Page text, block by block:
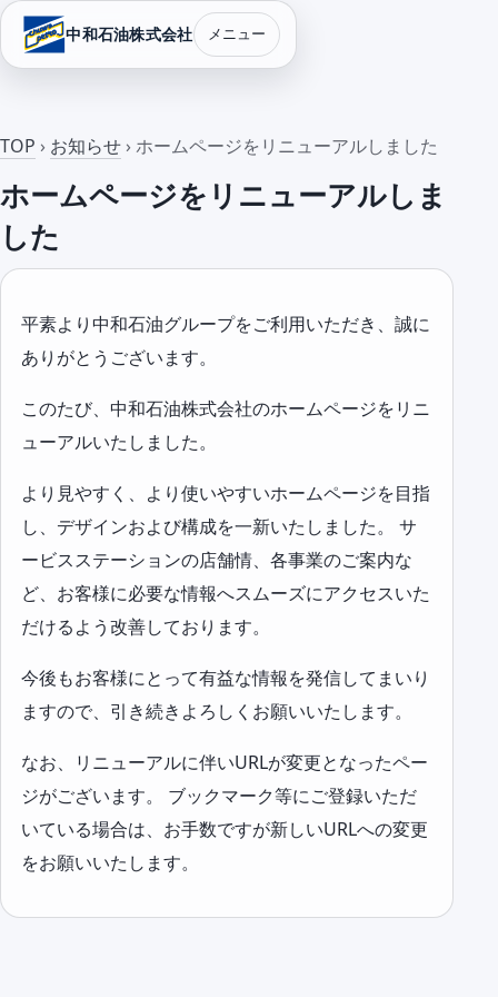
中和石油株式会社 メニュー
TOP › お知らせ › ホームページをリニューアルしました
ホームページをリニューアルしま
した
平素より中和石油グループをご利用いただき、誠に
ありがとうございます。
このたび、中和石油株式会社のホームページをリニ
ューアルいたしました。
より見やすく、より使いやすいホームページを目指
し、デザインおよび構成を一新いたしました。 サ
ービスステーションの店舗情、各事業のご案内な
ど、お客様に必要な情報へスムーズにアクセスいた
だけるよう改善しております。
今後もお客様にとって有益な情報を発信してまいり
ますので、引き続きよろしくお願いいたします。
なお、リニューアルに伴いURLが変更となったペー
ジがございます。 ブックマーク等にご登録いただ
いている場合は、お手数ですが新しいURLへの変更
をお願いいたします。